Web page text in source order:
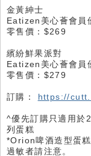
金黃紳士
Eatizen美心薈會員
零售價：$269
繽紛鮮果派對
Eatizen美心薈會員
零售價：$279
訂購： https://
^優先訂購只適用於
列蛋糕
*Orion啤酒造型蛋
過敏者請注意。